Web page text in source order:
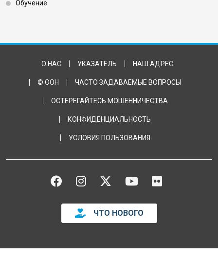
Обучение
Footer Bottom
О НАС УКАЗАТЕЛЬ НАШ АДРЕС
© ООН ЧАСТО ЗАДАВАЕМЫЕ ВОПРОСЫ
ОСТЕРЕГАЙТЕСЬ МОШЕННИЧЕСТВА
КОНФИДЕНЦИАЛЬНОСТЬ
УСЛОВИЯ ПОЛЬЗОВАНИЯ
FACEBOOK
INSTAGRAM
TWITTERYOUTUBE
FLICKR
ЧТО НОВОГО